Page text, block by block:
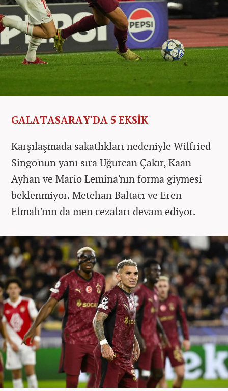
GALATASARAY'DA 5 EKSİK
Karşılaşmada sakatlıkları nedeniyle Wilfried
Singo'nun yanı sıra Uğurcan Çakır, Kaan
Ayhan ve Mario Lemina'nın forma giymesi
beklenmiyor. Metehan Baltacı ve Eren
Elmalı'nın da men cezaları devam ediyor.